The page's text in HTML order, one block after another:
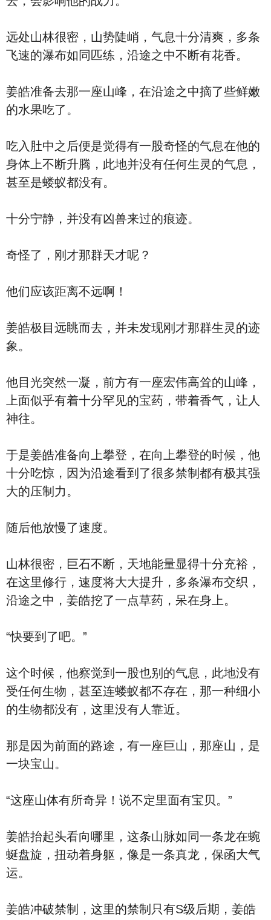
远处山林很密，山势陡峭，气息十分清爽，多条
飞速的瀑布如同匹练，沿途之中不断有花香。
姜皓准备去那一座山峰，在沿途之中摘了些鲜嫩
的水果吃了。
吃入肚中之后便是觉得有一股奇怪的气息在他的
身体上不断升腾，此地并没有任何生灵的气息，
甚至是蝼蚁都没有。
十分宁静，并没有凶兽来过的痕迹。
奇怪了，刚才那群天才呢？
他们应该距离不远啊！
姜皓极目远眺而去，并未发现刚才那群生灵的迹
象。
他目光突然一凝，前方有一座宏伟高耸的山峰，
上面似乎有着十分罕见的宝药，带着香气，让人
神往。
于是姜皓准备向上攀登，在向上攀登的时候，他
十分吃惊，因为沿途看到了很多禁制都有极其强
大的压制力。
随后他放慢了速度。
山林很密，巨石不断，天地能量显得十分充裕，
在这里修行，速度将大大提升，多条瀑布交织，
沿途之中，姜皓挖了一点草药，呆在身上。
“快要到了吧。”
这个时候，他察觉到一股也别的气息，此地没有
受任何生物，甚至连蝼蚁都不存在，那一种细小
的生物都没有，这里没有人靠近。
那是因为前面的路途，有一座巨山，那座山，是
一块宝山。
“这座山体有所奇异！说不定里面有宝贝。”
姜皓抬起头看向哪里，这条山脉如同一条龙在蜿
蜒盘旋，扭动着身躯，像是一条真龙，保函大气
运。
姜皓冲破禁制，这里的禁制只有S级后期，姜皓